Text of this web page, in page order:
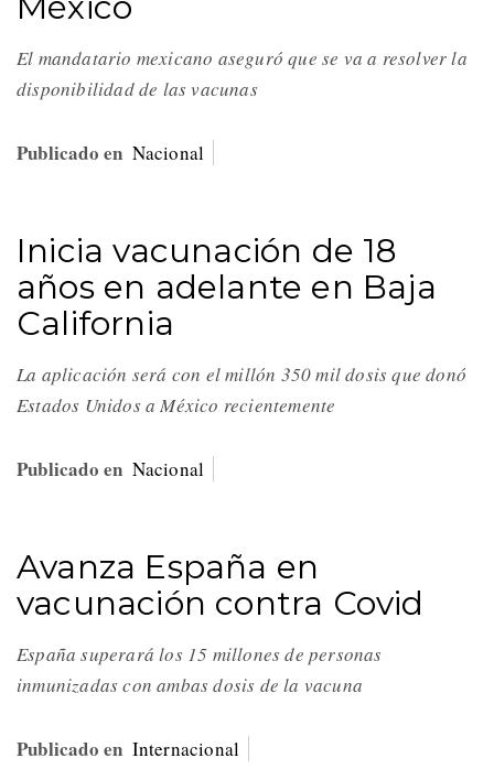
El mandatario mexicano aseguró que se va a resolver la
disponibilidad de las vacunas
Publicado en Nacional
Inicia vacunación de 18
años en adelante en Baja
California
La aplicación será con el millón 350 mil dosis que donó
Estados Unidos a México recientemente
Publicado en Nacional
Avanza España en
vacunación contra Covid
España superará los 15 millones de personas
inmunizadas con ambas dosis de la vacuna
Publicado en Internacional